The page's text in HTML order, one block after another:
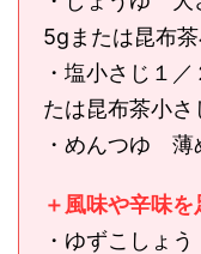
5gまたは昆布茶
・塩小さじ１
たは昆布茶小さ
・めんつゆ 薄
＋風味や辛味
・ゆずこしょう